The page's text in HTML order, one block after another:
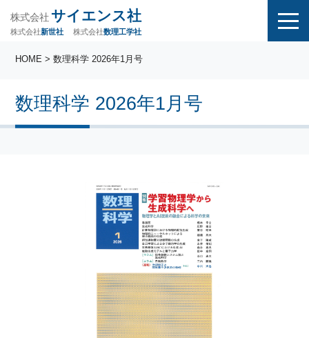
株式会社 サイエンス社
株式会社新世社 株式会社数理工学社
数理科学 2026年1月号
HOME > 数理科学 2026年1月号